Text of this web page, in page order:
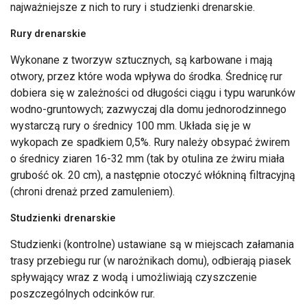
najważniejsze z nich to rury i studzienki drenarskie.
Rury drenarskie
Wykonane z tworzyw sztucznych, są karbowane i mają
otwory, przez które woda wpływa do środka. Średnicę rur
dobiera się w zależności od długości ciągu i typu warunków
wodno-gruntowych; zazwyczaj dla domu jednorodzinnego
wystarczą rury o średnicy 100 mm. Układa się je w
wykopach ze spadkiem 0,5%. Rury należy obsypać żwirem
o średnicy ziaren 16-32 mm (tak by otulina ze żwiru miała
grubość ok. 20 cm), a następnie otoczyć włókniną filtracyjną
(chroni drenaż przed zamuleniem).
Studzienki drenarskie
Studzienki (kontrolne) ustawiane są w miejscach załamania
trasy przebiegu rur (w narożnikach domu), odbierają piasek
spływający wraz z wodą i umożliwiają czyszczenie
poszczególnych odcinków rur.